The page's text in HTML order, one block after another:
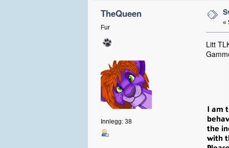
TheQueen
Fur
Innlegg: 38
«
Litt